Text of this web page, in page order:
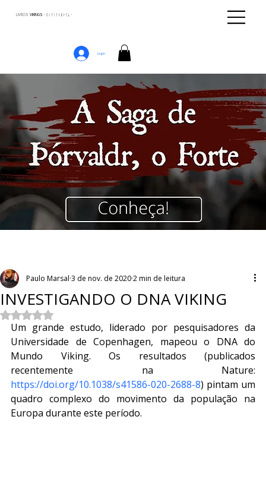
LIVROS VIKINGS · ᚢᛁᚴᛁᚴᛅᛒᛅᚴᛦ ·
Login
INVESTIGANDO O DNA VIKING
Paulo Marsal 3 de nov. de 20202 min de leitura
Avaliado com NaN de 5 estrelas.
Um grande estudo, liderado por pesquisadores da
Universidade de Copenhagen, mapeou o DNA do
Mundo Viking. Os resultados (publicados
https://doi.org/10.1038/s41586-020-2688-8) pintam um
quadro complexo do movimento da população na
Europa durante este período.